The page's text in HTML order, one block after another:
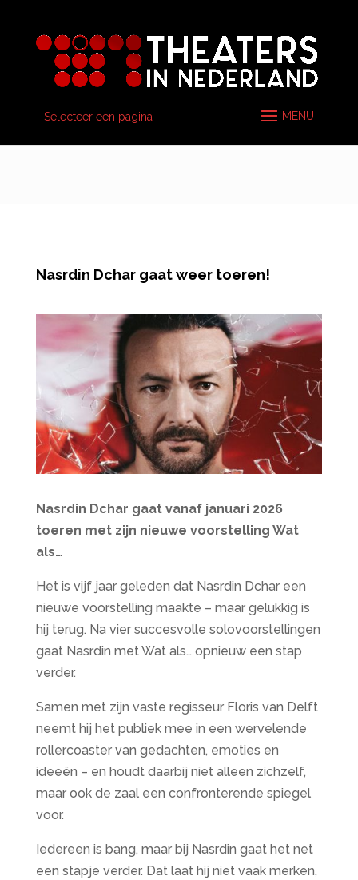
Selecteer een pagina
Nasrdin Dchar gaat weer toeren!
Nasrdin Dchar gaat vanaf januari 2026
toeren met zijn nieuwe voorstelling Wat
als…
Het is vijf jaar geleden dat Nasrdin Dchar een
nieuwe voorstelling maakte – maar gelukkig is
hij terug. Na vier succesvolle solovoorstellingen
gaat Nasrdin met Wat als… opnieuw een stap
verder.
Samen met zijn vaste regisseur Floris van Delft
neemt hij het publiek mee in een wervelende
rollercoaster van gedachten, emoties en
ideeën – en houdt daarbij niet alleen zichzelf,
maar ook de zaal een confronterende spiegel
voor.
Iedereen is bang, maar bij Nasrdin gaat het net
een stapje verder. Dat laat hij niet vaak merken,